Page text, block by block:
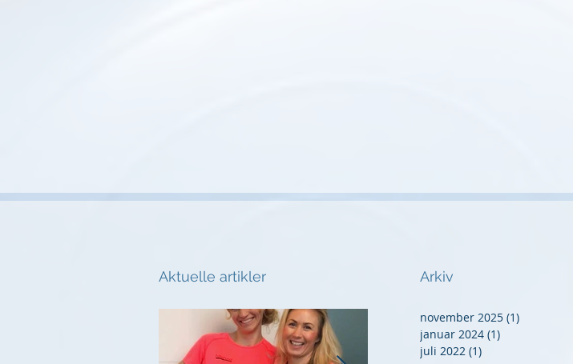
Aktuelle artikler Arkiv
november 2025 (1)
januar 2024 (1)
juli 2022 (1)